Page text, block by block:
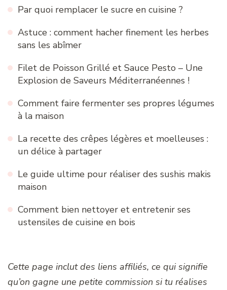
Par quoi remplacer le sucre en cuisine ?
Astuce : comment hacher finement les herbes
sans les abîmer
Filet de Poisson Grillé et Sauce Pesto – Une
Explosion de Saveurs Méditerranéennes !
Comment faire fermenter ses propres légumes
à la maison
La recette des crêpes légères et moelleuses :
un délice à partager
Le guide ultime pour réaliser des sushis makis
maison
Comment bien nettoyer et entretenir ses
ustensiles de cuisine en bois
Cette page inclut des liens affiliés, ce qui signifie
qu’on gagne une petite commission si tu réalises